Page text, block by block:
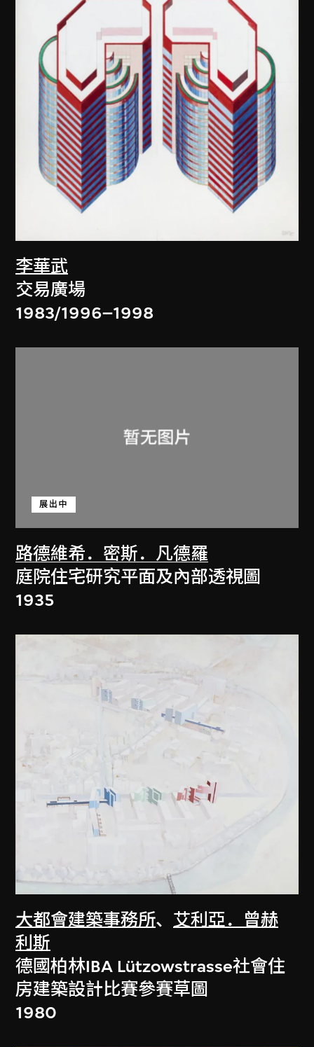
李華武
交易廣場
1983/1996–1998
路德維希．密斯．凡德羅
展出中
庭院住宅研究平面及內部透視圖
1935
大都會建築事務所、 艾利亞．曾赫
利斯
德國柏林IBA Lützowstrasse社會住
房建築設計比賽參賽草圖
1980